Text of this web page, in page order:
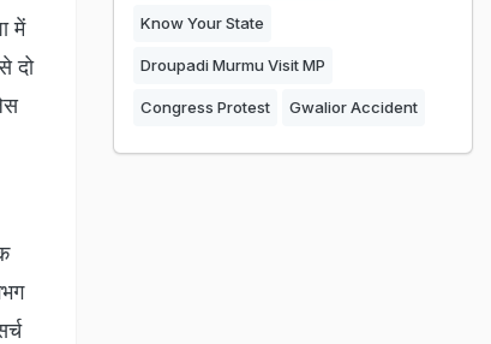
में
दो
Know Your State
Droupadi Murmu Visit MP
Congress Protest Gwalior Accident